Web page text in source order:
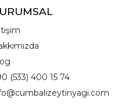
(533) 400 15 74